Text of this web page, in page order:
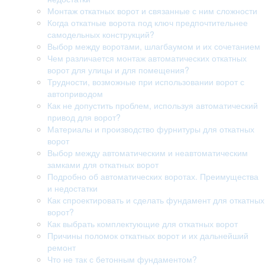
Монтаж откатных ворот и связанные с ним сложности
Когда откатные ворота под ключ предпочтительнее
самодельных конструкций?
Выбор между воротами, шлагбаумом и их сочетанием
Чем различается монтаж автоматических откатных
ворот для улицы и для помещения?
Трудности, возможные при использовании ворот с
автоприводом
Как не допустить проблем, используя автоматический
привод для ворот?
Материалы и производство фурнитуры для откатных
ворот
Выбор между автоматическим и неавтоматическим
замками для откатных ворот
Подробно об автоматических воротах. Преимущества
и недостатки
Как спроектировать и сделать фундамент для откатных
ворот?
Как выбрать комплектующие для откатных ворот
Причины поломок откатных ворот и их дальнейший
ремонт
Что не так с бетонным фундаментом?